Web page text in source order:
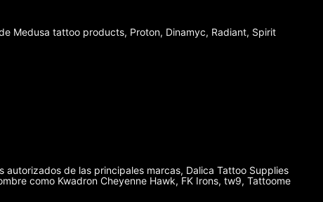
Medusa tattoo products, Proton, Dinamyc, Radiant, Spirit
de las principales marcas, Dalica Tattoo Supplies
como Kwadron Cheyenne Hawk, FK Irons, tw9, Tattoome